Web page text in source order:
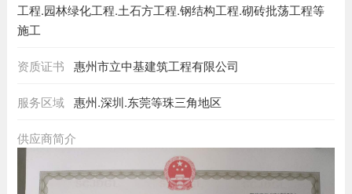
工程.园林绿化工程.土石方工程.钢结构工程.砌砖批荡工程等
施工
资质证书 惠州市立中基建筑工程有限公司
服务区域 惠州.深圳.东莞等珠三角地区
供应商简介